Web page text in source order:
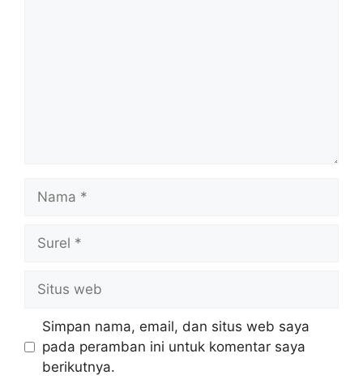
Nama
Surel
Situs
web
Simpan nama, email, dan situs web saya
pada peramban ini untuk komentar saya
berikutnya.